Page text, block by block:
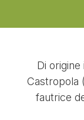
Di origine
Castropola
fautrice